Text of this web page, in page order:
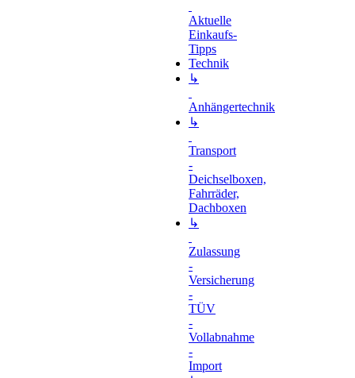
Aktuelle
Einkaufs-
Tipps
Technik
↳
Anhängertechnik
↳
Transport
-
Deichselboxen,
Fahrräder,
Dachboxen
↳
Zulassung
-
Versicherung
-
TÜV
-
Vollabnahme
-
Import